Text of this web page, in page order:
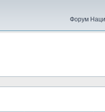
Форум